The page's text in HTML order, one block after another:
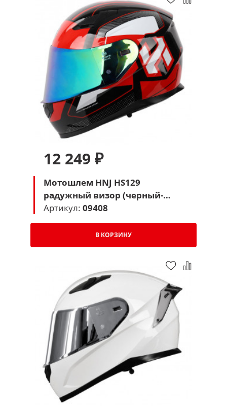
12 249 ₽
Мотошлем HNJ HS129
радужный визор (черный-
красный-белый)
Артикул: 09408
В КОРЗИНУ